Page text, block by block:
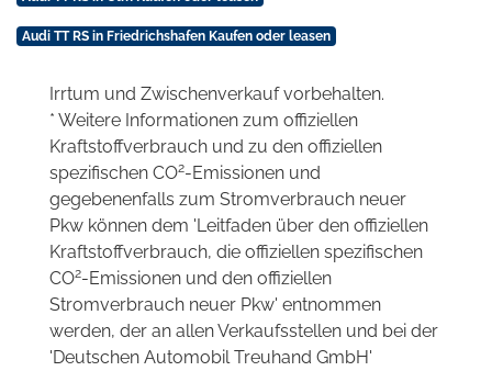
Audi TT RS in Friedrichshafen Kaufen oder leasen
Irrtum und Zwischenverkauf vorbehalten.
* Weitere Informationen zum offiziellen
Kraftstoffverbrauch und zu den offiziellen
spezifischen CO2-Emissionen und
gegebenenfalls zum Stromverbrauch neuer
Pkw können dem 'Leitfaden über den offiziellen
Kraftstoffverbrauch, die offiziellen spezifischen
CO2-Emissionen und den offiziellen
Stromverbrauch neuer Pkw' entnommen
werden, der an allen Verkaufsstellen und bei der
'Deutschen Automobil Treuhand GmbH'